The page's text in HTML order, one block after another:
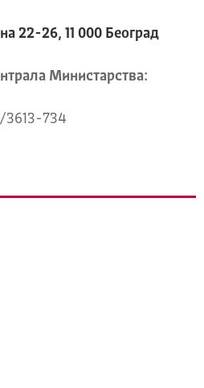
22-26, 11 000 Београд
Mинистарства:
3613-734